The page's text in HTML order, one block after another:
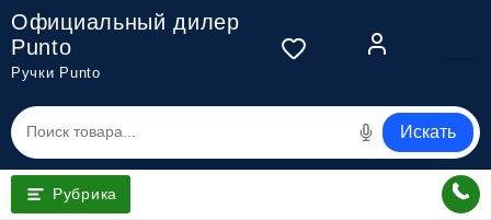
Перейти
содержимому
Официальный дилер
Punto
Ручки Punto
Искать
Рубрика